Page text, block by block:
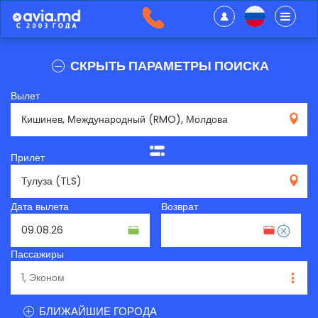
СКРЫТЬ ПАРАМЕТРЫ ПОИСКА
Вылет
Прилет
Дата вылета
Возврат
Пассажиры
БЛИЖАЙШИЕ ГОРОДА